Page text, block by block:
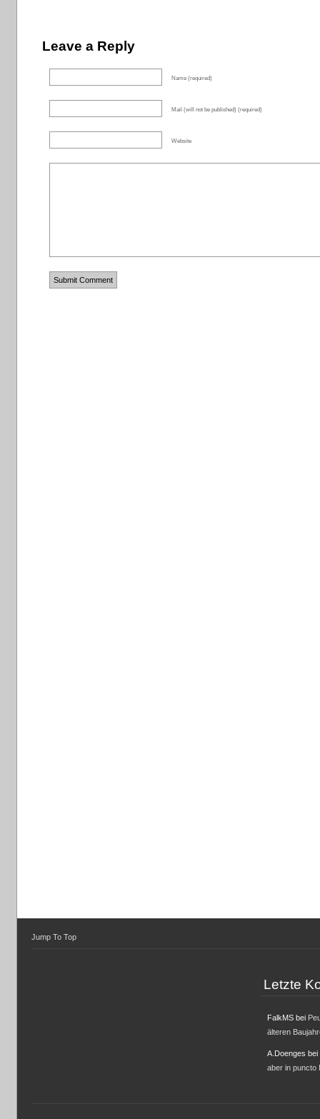
Leave a Reply
Name (required)
Mail (will not be published) (required)
Website
Jump To Top
Letzte
FalkMSbei
älteren
A.Doenges bei
aber in puncto